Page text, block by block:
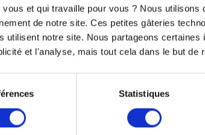
et qui travaille pour vous ? Nous utilisons
de notre site. Ces petites gâteries
utilisent notre site. Nous partageons certaines
et l'analyse, mais tout cela dans le but de
Statistiques